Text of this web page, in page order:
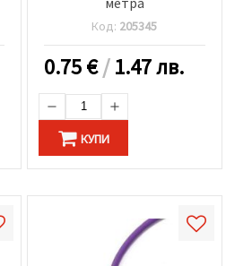
Код: 205345
0.75€/1.47 лв.
КУПИ